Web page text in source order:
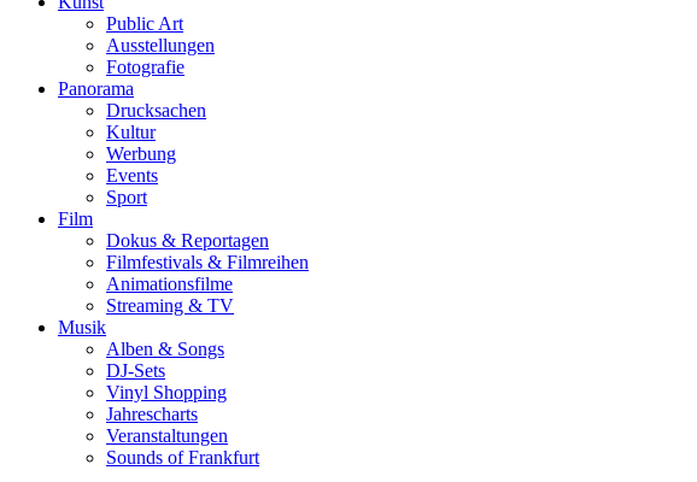
Public Art
Ausstellungen
Fotografie
Panorama
Drucksachen
Kultur
Werbung
Events
Sport
Film
Dokus & Reportagen
Filmfestivals & Filmreihen
Animationsfilme
Streaming & TV
Musik
Alben & Songs
DJ-Sets
Vinyl Shopping
Jahrescharts
Veranstaltungen
Sounds of Frankfurt